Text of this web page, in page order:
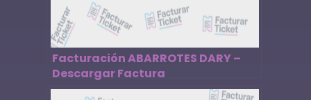
Facturación ABARROTES DARY –
Descargar Factura